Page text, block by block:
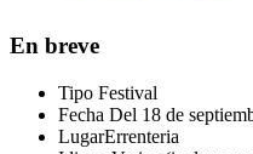
En breve
Tipo Festival
Fecha Del 18 de
LugarErrenteria